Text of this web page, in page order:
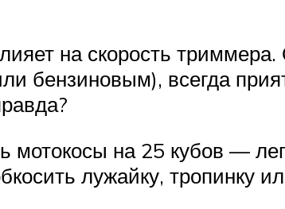
на скорость
бензиновым), всегда
мотокосы на 25 кубов —
лужайку, тропинку